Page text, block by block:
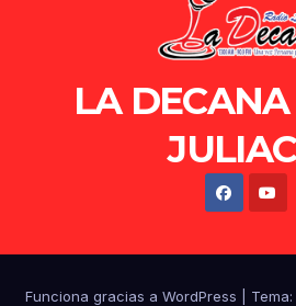
LA
Funciona gracias a WordPress